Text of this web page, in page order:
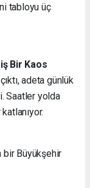
tabloyu üç
Bir Kaos
adeta günlük
Saatler yolda
bir Büyükşehir